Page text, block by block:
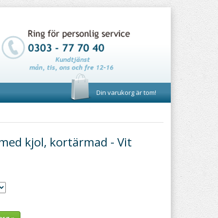
Din varukorg är tom!
kjol, kortärmad - Vit